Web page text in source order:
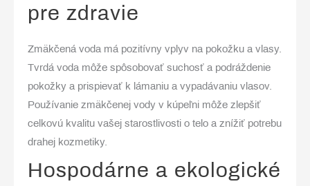
pre zdravie
Zmäkčená voda má pozitívny vplyv na pokožku a vlasy.
Tvrdá voda môže spôsobovať suchosť a podráždenie
pokožky a prispievať k lámaniu a vypadávaniu vlasov.
Používanie zmäkčenej vody v kúpeľni môže zlepšiť
celkovú kvalitu vašej starostlivosti o telo a znížiť potrebu
drahej kozmetiky.
Hospodárne a ekologické